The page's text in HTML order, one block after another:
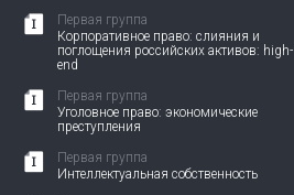
Первая группа
Корпоративное право: слияния и
поглощения российских активов: high-
end
Первая группа
Уголовное право: экономические
преступления
Первая группа
Интеллектуальная собственность